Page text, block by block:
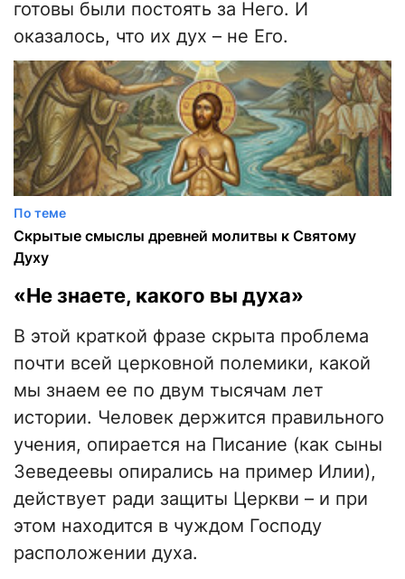
готовы были постоять за Него. И
оказалось, что их дух – не Его.
По теме
Скрытые смыслы древней молитвы к Святому
Духу
«Не знаете, какого вы духа»
В этой краткой фразе скрыта проблема
почти всей церковной полемики, какой
мы знаем ее по двум тысячам лет
истории. Человек держится правильного
учения, опирается на Писание (как сыны
Зеведеевы опирались на пример Илии),
действует ради защиты Церкви – и при
этом находится в чуждом Господу
расположении духа.